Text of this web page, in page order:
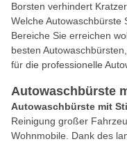
Borsten verhindert
Welche Autowaschbürste
Bereiche Sie erreichen
besten
für die professionelle
Autowaschbürste
Autowaschbürste mit
Reinigung großer
Wohnmobile. Dank des